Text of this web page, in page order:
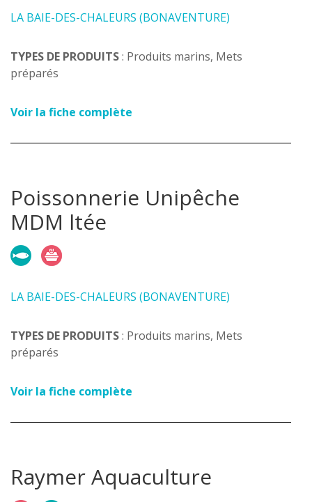
LA BAIE-DES-CHALEURS (BONAVENTURE)
TYPES DE PRODUITS: Produits marins, Mets
préparés
Voir la fiche complète
Poissonnerie Unipêche
MDM ltée
LA BAIE-DES-CHALEURS (BONAVENTURE)
TYPES DE PRODUITS: Produits marins, Mets
préparés
Voir la fiche complète
Raymer Aquaculture